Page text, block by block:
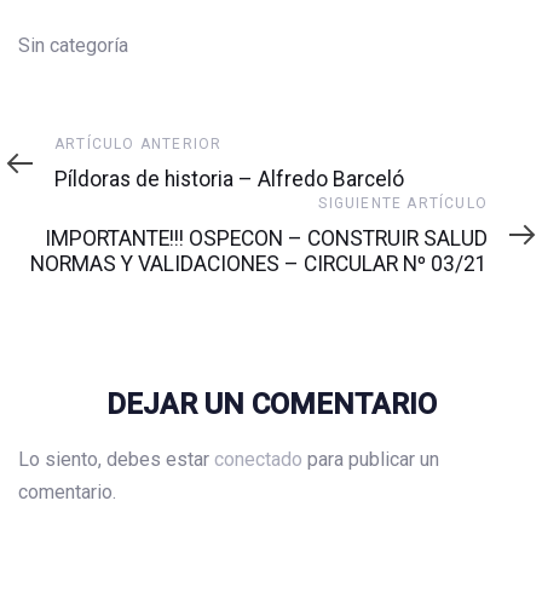
Sin categoría
Artículo
anterior
ARTÍCULO ANTERIOR
Píldoras de historia – Alfredo Barceló
artículo
SIGUIENTE ARTÍCULO
IMPORTANTE!!! OSPECON – CONSTRUIR SALUD
NORMAS Y VALIDACIONES – CIRCULAR Nº 03/21
DEJAR UN COMENTARIO
Lo siento, debes estar conectado para publicar un
comentario.